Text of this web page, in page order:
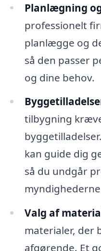
Planlægning
professionelt
planlægge og
så den passer
og dine behov.
tilbygning
kan guide dig
så du undgår
Valg af
materialer, der
afgørende. Et